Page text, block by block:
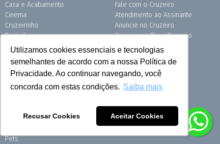
Utilizamos cookies essenciais e tecnologias
semelhantes de acordo com a nossa Política de
Privacidade. Ao continuar navegando, você
concorda com estas condições. Saiba mais
Recusar Cookies Aceitar Cookies
Casa e Acabamento
Cinema
Cruzeirinho
Do Leitor
Educação
Economia
Editorial
Exterior
Magnus Futsal
Pets
Fale com o Cruzeiro
Atendimento ao Assinante
Anuncie no Cruzeiro
Anuncie no ClassiCruzeiro
Publicidade Legal
Repórter Cidadão
Trabalhe Conosco
Projetos
CruzeiroCard
Grafsul
Burh